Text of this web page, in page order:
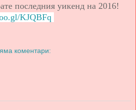
последния уикенд на 2016!
KJQBFq
коментари: